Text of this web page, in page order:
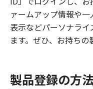
ァームアップ情報や
表示などパーソナラ
ます。ぜひ、お持ちの
製品登録の方